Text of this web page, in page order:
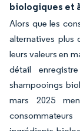
biologiques et
Alors que les
alternatives plus
leurs valeurs en
détail
shampooings
mars 2025